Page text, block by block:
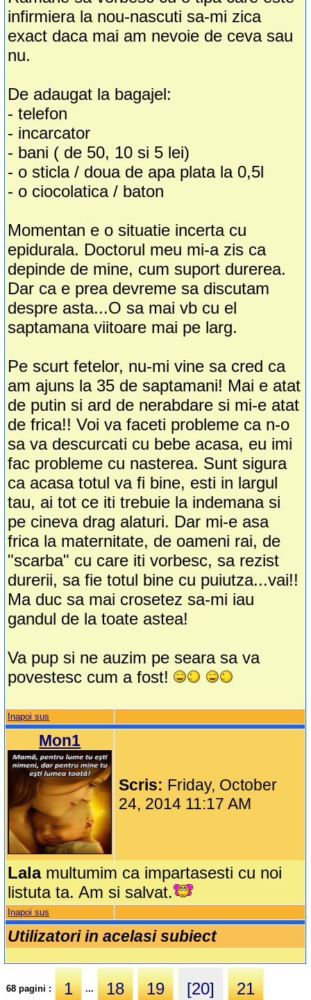
infirmiera la nou-nascuti sa-mi zica
exact daca mai am nevoie de ceva sau
nu.
De adaugat la bagajel:
- telefon
- incarcator
- bani ( de 50, 10 si 5 lei)
- o sticla / doua de apa plata la 0,5l
- o ciocolatica / baton
Momentan e o situatie incerta cu
epidurala. Doctorul meu mi-a zis ca
depinde de mine, cum suport durerea.
Dar ca e prea devreme sa discutam
despre asta...O sa mai vb cu el
saptamana viitoare mai pe larg.
Pe scurt fetelor, nu-mi vine sa cred ca
am ajuns la 35 de saptamani! Mai e atat
de putin si ard de nerabdare si mi-e atat
de frica!! Voi va faceti probleme ca n-o
sa va descurcati cu bebe acasa, eu imi
fac probleme cu nasterea. Sunt sigura
ca acasa totul va fi bine, esti in largul
tau, ai tot ce iti trebuie la indemana si
pe cineva drag alaturi. Dar mi-e asa
frica la maternitate, de oameni rai, de
"scarba" cu care iti vorbesc, sa rezist
durerii, sa fie totul bine cu puiutza...vai!!
Ma duc sa mai crosetez sa-mi iau
gandul de la toate astea!
Va pup si ne auzim pe seara sa va
povestesc cum a fost!
Inapoi sus
Mon1
Scris: Friday, October
24, 2014 11:17 AM
Lalamultumim ca impartasesti cu noi
listuta ta. Am si salvat.
Inapoi sus
Utilizatori in acelasi subiect
68 pagini : 1 ... 18 19 [20] 21